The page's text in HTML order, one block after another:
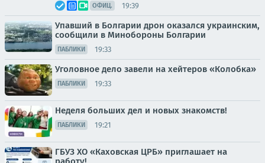
ОФИЦ. 19:39
Упавший в Болгарии дрон оказался украинским,
сообщили в Минобороны Болгарии
ПАБЛИКИ 19:33
Уголовное дело завели на хейтеров «Колобка»
ПАБЛИКИ 19:33
Неделя больших дел и новых знакомств!
ПАБЛИКИ 19:21
ГБУЗ ХО «Каховская ЦРБ» приглашает на